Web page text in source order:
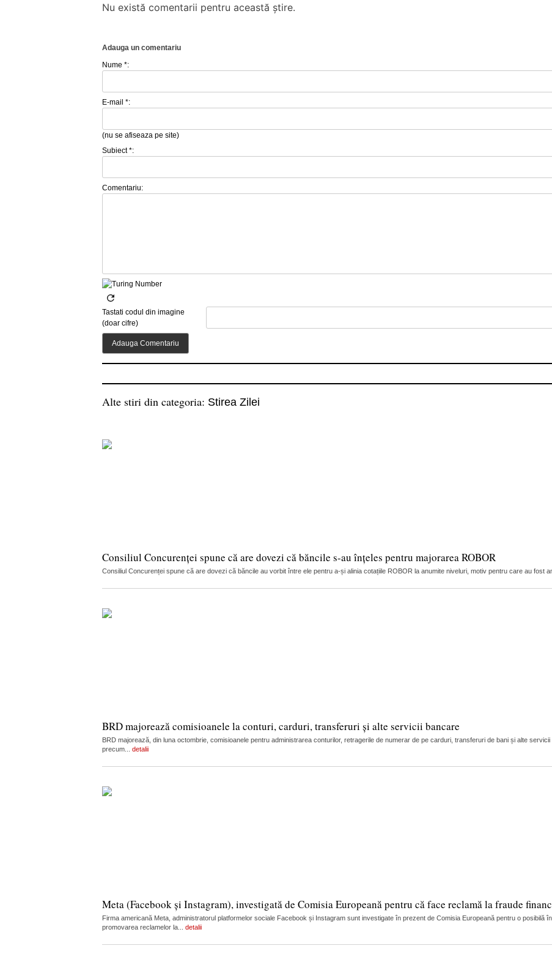
Nu există comentarii pentru această știre.
Adauga un comentariu
Nume *:
E-mail *:
(nu se afiseaza pe site)
Subiect *:
Comentariu:
Tastati codul din imagine
(doar cifre)
Alte stiri din categoria: Stirea Zilei
Consiliul Concurenței spune că are dovezi că băncile s-au înțeles pentru majorarea ROBOR
Consiliul Concurenței spune că are dovezi că băncile au vorbit între ele pentru a-și alinia cotațiile ROBOR la anumite niveluri, motiv pentru care au fost
BRD majorează comisioanele la conturi, carduri, transferuri și alte servicii bancare
BRD majorează, din luna octombrie, comisioanele pentru administrarea conturilor, retragerile de numerar de pe carduri, transferuri de bani și alte
precum... detalii
Meta (Facebook și Instagram), investigată de Comisia Europeană pentru că face reclamă la fraude
Firma americană Meta, administratorul platformelor sociale Facebook și Instagram sunt investigate în prezent de Comisia Europeană pentru o posibilă
promovarea reclamelor la... detalii